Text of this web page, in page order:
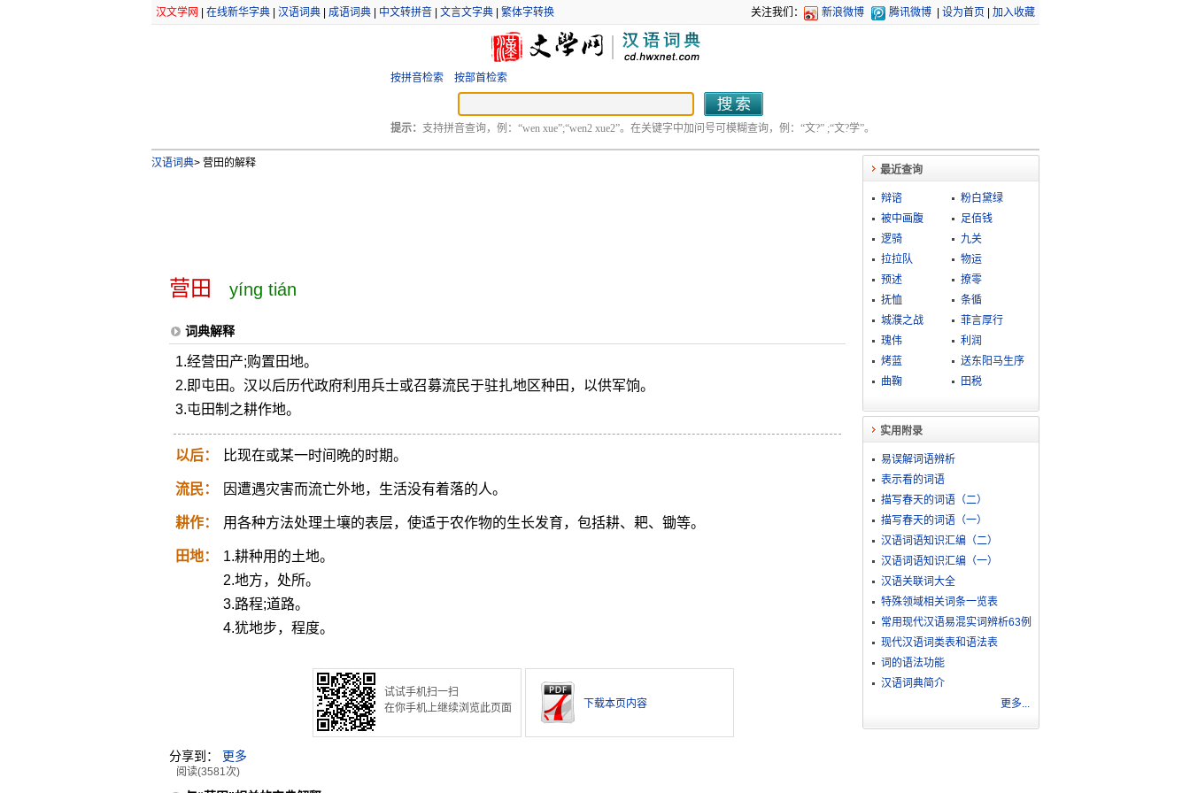
汉文学网 在线新华字典| 汉语词典| 成语词典| 中文转拼音| 文言文字典| 繁体字转换 关注我们： 新浪微博 腾讯微博 设为首页 加入收藏
按拼音检索 按部首检索
提示： 支持拼音查询，例：“wen xue”;“wen2 xue2”。在关键字中加问号可模糊查询，例：“文?” ;“文?学”。
汉语词典>营田的解释
营田 yíng tián
词典解释
1.经营田产;购置田地。
2.即屯田。汉以后历代政府利用兵士或召募流民于驻扎地区种田，以供军饷。
3.屯田制之耕作地。
以后： 比现在或某一时间晩的时期。
流民： 因遭遇灾害而流亡外地，生活没有着落的人。
耕作： 用各种方法处理土壤的表层，使适于农作物的生长发育，包括耕、耙、锄等。
田地：
1.耕种用的土地。
2.地方，处所。
3.路程;道路。
4.犹地步，程度。
试试手机扫一扫
在你手机上继续浏览此页面
下载本页内容
分享到： 更多
阅读(3581次)
最近查询
辩谘
粉白黛绿
被中画腹
足佰钱
逻骑
九关
拉拉队
物运
预述
撩零
抚恤
条循
城濮之战
菲言厚行
瑰伟
利润
烤蓝
送东阳马生序
曲鞠
田税
实用附录
易误解词语辨析
表示看的词语
描写春天的词语（二）
描写春天的词语（一）
汉语词语知识汇编（二）
汉语词语知识汇编（一）
汉语关联词大全
特殊领域相关词条一览表
常用现代汉语易混实词辨析63例
现代汉语词类表和语法表
词的语法功能
汉语词典简介
更多...